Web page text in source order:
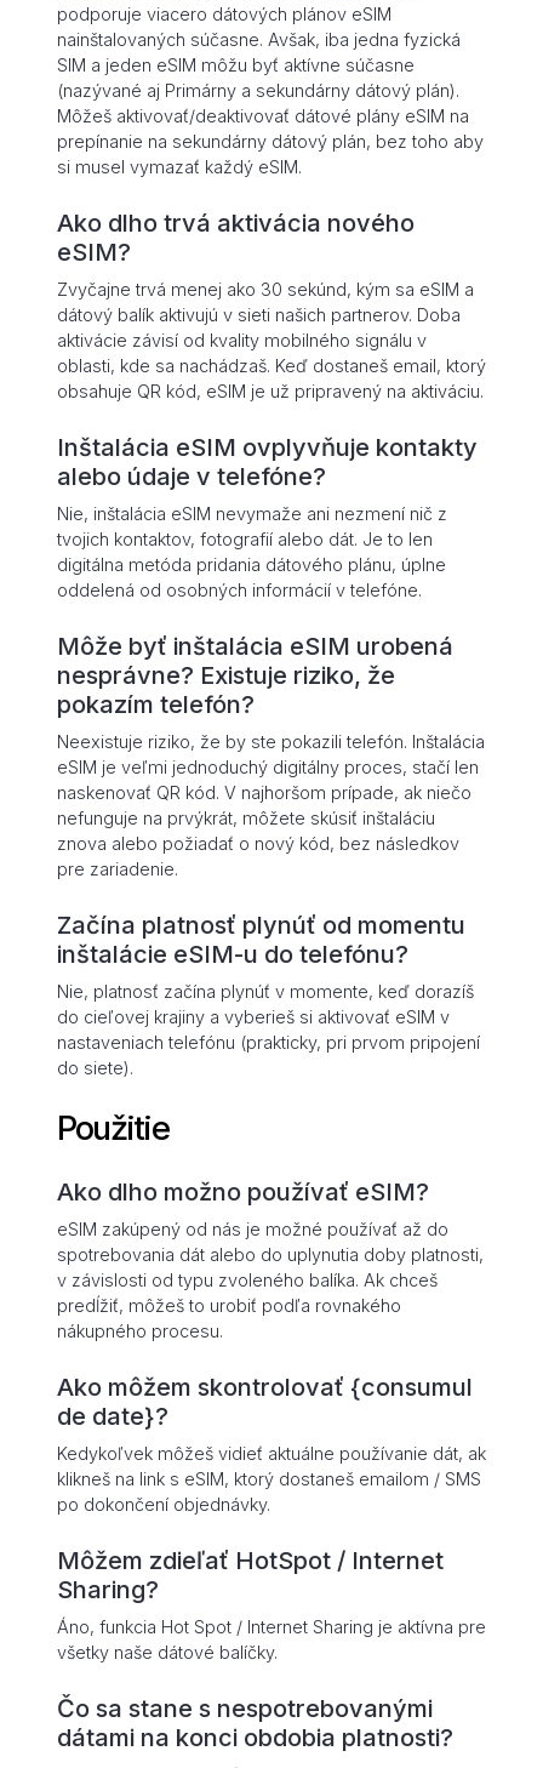
podporuje viacero dátových plánov eSIM
nainštalovaných súčasne. Avšak, iba jedna fyzická
SIM a jeden eSIM môžu byť aktívne súčasne
(nazývané aj Primárny a sekundárny dátový plán).
Môžeš aktivovať/deaktivovať dátové plány eSIM na
prepínanie na sekundárny dátový plán, bez toho aby
si musel vymazať každý eSIM.
Ako dlho trvá aktivácia nového
eSIM?
Zvyčajne trvá menej ako 30 sekúnd, kým sa eSIM a
dátový balík aktivujú v sieti našich partnerov. Doba
aktivácie závisí od kvality mobilného signálu v
oblasti, kde sa nachádzaš. Keď dostaneš email, ktorý
obsahuje QR kód, eSIM je už pripravený na aktiváciu.
Inštalácia eSIM ovplyvňuje kontakty
alebo údaje v telefóne?
Nie, inštalácia eSIM nevymaže ani nezmení nič z
tvojich kontaktov, fotografií alebo dát. Je to len
digitálna metóda pridania dátového plánu, úplne
oddelená od osobných informácií v telefóne.
Môže byť inštalácia eSIM urobená
nesprávne? Existuje riziko, že
pokazím telefón?
Neexistuje riziko, že by ste pokazili telefón. Inštalácia
eSIM je veľmi jednoduchý digitálny proces, stačí len
naskenovať QR kód. V najhoršom prípade, ak niečo
nefunguje na prvýkrát, môžete skúsiť inštaláciu
znova alebo požiadať o nový kód, bez následkov
pre zariadenie.
Začína platnosť plynúť od momentu
inštalácie eSIM-u do telefónu?
Nie, platnosť začína plynúť v momente, keď dorazíš
do cieľovej krajiny a vyberieš si aktivovať eSIM v
nastaveniach telefónu (prakticky, pri prvom pripojení
do siete).
Použitie
Ako dlho možno používať eSIM?
eSIM zakúpený od nás je možné používať až do
spotrebovania dát alebo do uplynutia doby platnosti,
v závislosti od typu zvoleného balíka. Ak chceš
predĺžiť, môžeš to urobiť podľa rovnakého
nákupného procesu.
Ako môžem skontrolovať {consumul
de date}?
Kedykoľvek môžeš vidieť aktuálne používanie dát, ak
klikneš na link s eSIM, ktorý dostaneš emailom / SMS
po dokončení objednávky.
Môžem zdieľať HotSpot / Internet
Sharing?
Áno, funkcia Hot Spot / Internet Sharing je aktívna pre
všetky naše dátové balíčky.
Čo sa stane s nespotrebovanými
dátami na konci obdobia platnosti?